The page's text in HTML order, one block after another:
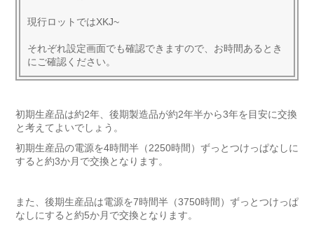
現行ロットではXKJ~
それぞれ設定画面でも確認できますので、お時間あるとき
にご確認ください。
初期生産品は約2年、後期製造品が約2年半から3年を目安に交換
と考えてよいでしょう。
初期生産品の電源を4時間半（2250時間）ずっとつけっぱなしに
すると約3か月で交換となります。
また、後期生産品は電源を7時間半（3750時間）ずっとつけっぱ
なしにすると約5か月で交換となります。